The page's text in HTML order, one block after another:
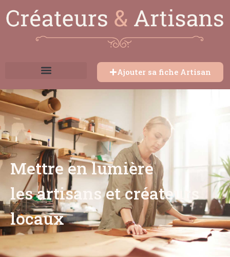
Ajouter sa fiche Artisan
Mettre en lumière
les artisans et créateurs
locaux